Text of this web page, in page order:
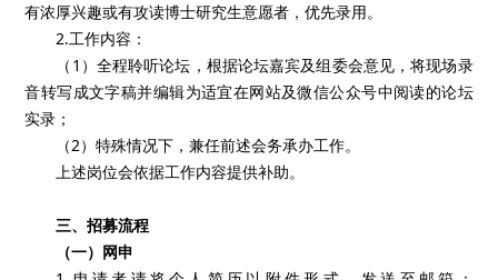
有浓厚兴趣或有攻读博士研究生意愿者，优先录用。
2.工作内容：
（1）全程聆听论坛，根据论坛嘉宾及组委会意见，将现场录
音转写成文字稿并编辑为适宜在网站及微信公众号中阅读的论坛
实录；
（2）特殊情况下，兼任前述会务承办工作。
上述岗位会依据工作内容提供补助。
三、招募流程
（一）网申